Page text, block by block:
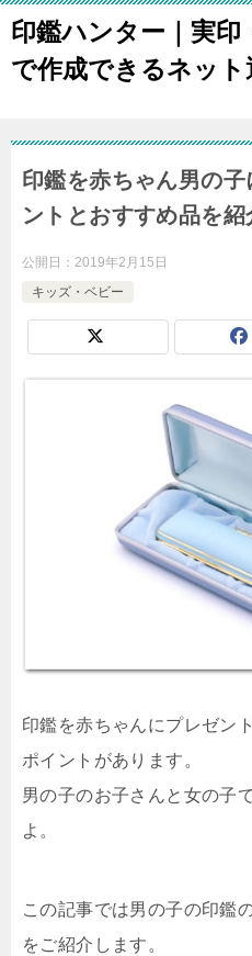
印鑑ハンター｜実印
で作成できるネット
印鑑を赤ちゃん男の
ントとおすすめ品を紹
公開日： 2019年2月15日
キッズ・ベビー
印鑑を赤ちゃんにプレゼン
ポイントがあります。
男の子のお子さんと女の子
よ。
この記事では男の子の印鑑
をご紹介します。